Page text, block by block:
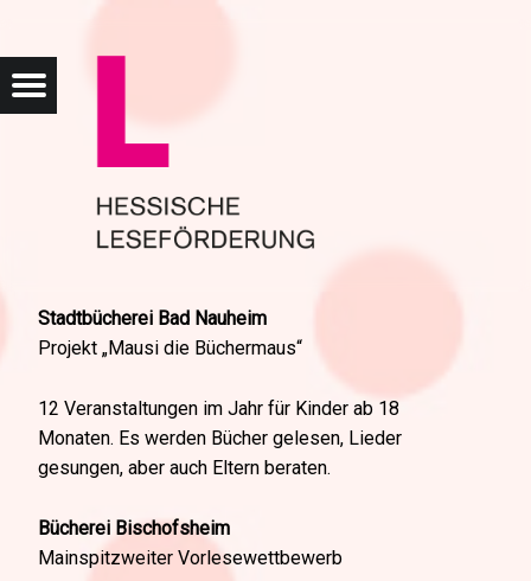
PROJEKTE 2012 – HESSISCHE LESEFÖRDERUNG
Menu
Stadtbücherei Bad Nauheim
Projekt „Mausi die Büchermaus“
12 Veranstaltungen im Jahr für Kinder ab 18
Monaten. Es werden Bücher gelesen, Lieder
gesungen, aber auch Eltern beraten.
Bücherei Bischofsheim
Mainspitzweiter Vorlesewettbewerb